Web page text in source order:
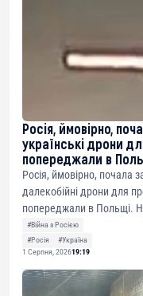
Росія, ймовірно,
українські дрони
попереджали в
Росія, ймовірно, почала
далекобійні дрони для
попереджали в Польщі.
#Війна з Росією
#Росія
#Україна
1 Серпня, 202619:19